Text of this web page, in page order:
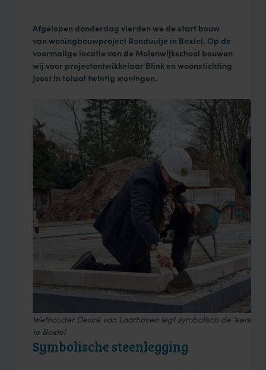
Afgelopen donderdag vierden we de start bouw
van woningbouwproject Ronduutje in Boxtel. Op de
voormalige locatie van de Molenwijkschool bouwen
wij voor projectontwikkelaar Blink en woonstichting
Joost in totaal twintig woningen.
Wethouder Desiré van Laarhoven legt symbolisch de
te Boxtel
Symbolische steenlegging